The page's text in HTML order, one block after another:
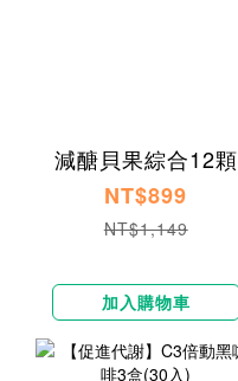
減醣貝果綜合12顆
NT$899
NT$1,149
加入購物車